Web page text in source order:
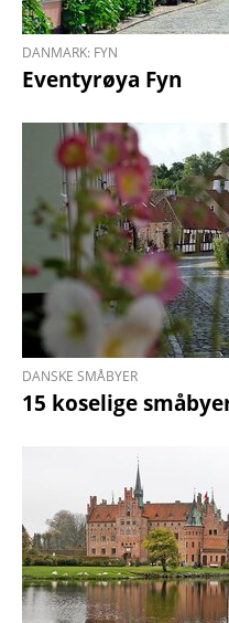
DANMARK: FYN
Eventyrøya Fyn
DANSKE SMÅBYER
15 koselige